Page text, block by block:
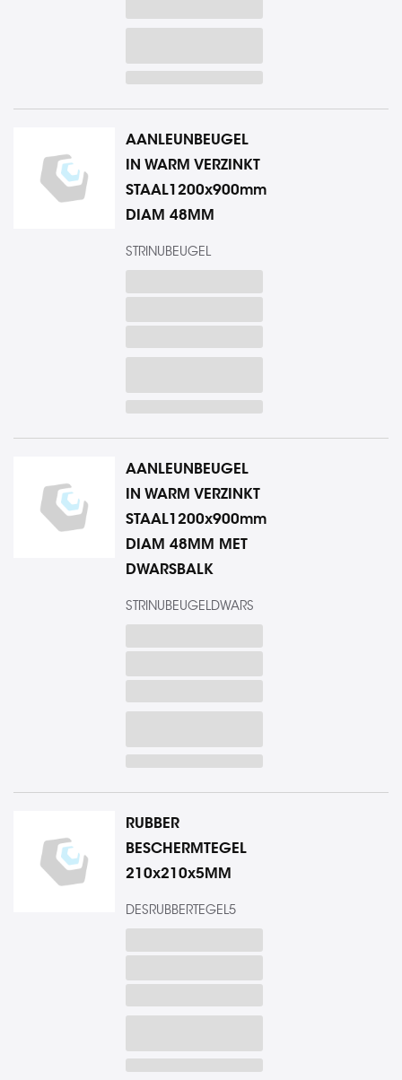
AANLEUNBEUGEL
IN WARM VERZINKT
STAAL1200x900mm
DIAM 48MM
STRINUBEUGEL
AANLEUNBEUGEL
IN WARM VERZINKT
STAAL1200x900mm
DIAM 48MM MET
DWARSBALK
STRINUBEUGELDWARS
RUBBER
BESCHERMTEGEL
210x210x5MM
DESRUBBERTEGEL5